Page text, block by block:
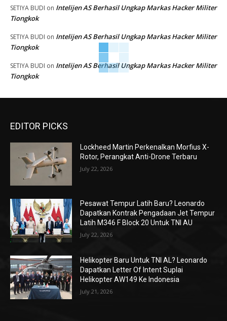
SETIYA BUDI on Intelijen AS Berhasil Ungkap Markas Hacker Militer
Tiongkok
SETIYA BUDI on Intelijen AS Berhasil Ungkap Markas Hacker Militer
Tiongkok
SETIYA BUDI on Intelijen AS Berhasil Ungkap Markas Hacker Militer
Tiongkok
EDITOR PICKS
Lockheed Martin Perkenalkan Morfius X-
Rotor, Perangkat Anti-Drone Terbaru
July 22, 2026
Pesawat Tempur Latih Baru? Leonardo
Dapatkan Kontrak Pengadaan Jet Tempur
Latih M346 F Block 20 Untuk TNI AU
July 22, 2026
Helikopter Baru Untuk TNI AL? Leonardo
Dapatkan Letter Of Intent Suplai
Helikopter AW149 Ke Indonesia
July 21, 2026